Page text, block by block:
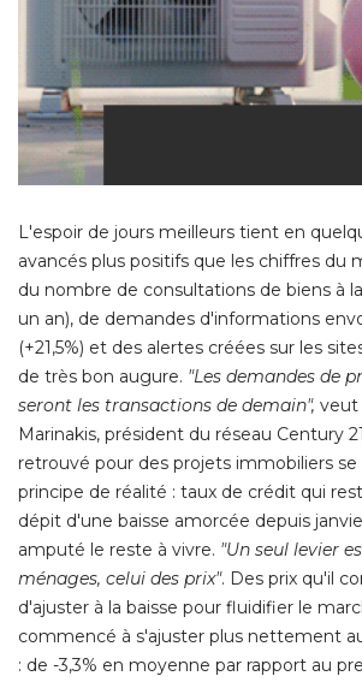
L'espoir de jours meilleurs tient en
avancés plus positifs que les chiffres du
du nombre de consultations de biens à
un an), de demandes d'informations
(+21,5%) et des alertes créées sur les
de très bon augure. "Les demandes de
seront les transactions de demain", veut
Marinakis, président du réseau Century
retrouvé pour des projets immobiliers
principe de réalité : taux de crédit qui
dépit d'une baisse amorcée depuis
amputé le reste à vivre. "Un seul levier
ménages, celui des prix". Des prix qu'il
d'ajuster à la baisse pour fluidifier le
commencé à s'ajuster plus nettement
: de -3,3% en moyenne par rapport au